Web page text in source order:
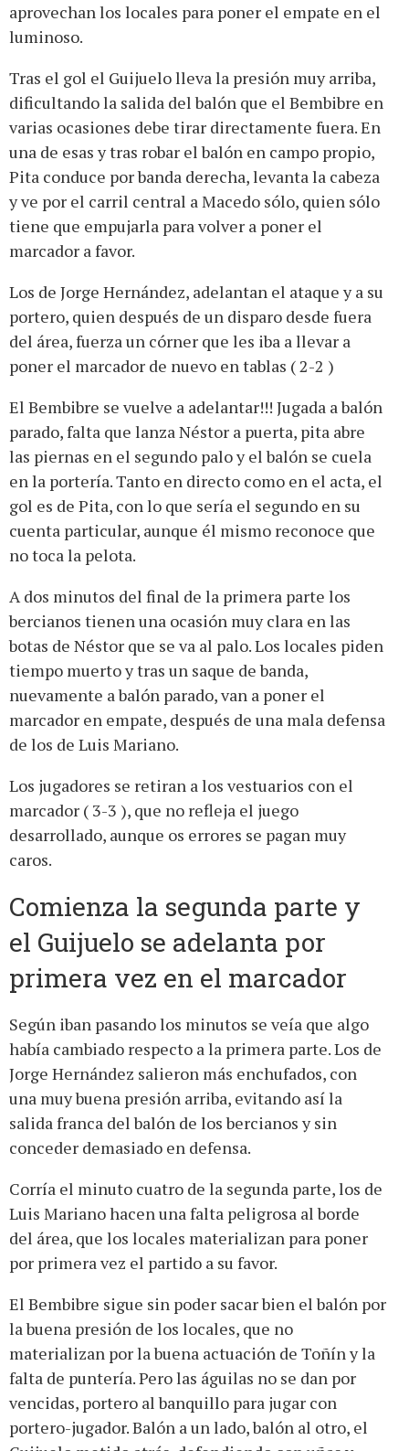
aprovechan los locales para poner el empate en el
luminoso.
Tras el gol el Guijuelo lleva la presión muy arriba,
dificultando la salida del balón que el Bembibre en
varias ocasiones debe tirar directamente fuera. En
una de esas y tras robar el balón en campo propio,
Pita conduce por banda derecha, levanta la cabeza
y ve por el carril central a Macedo sólo, quien sólo
tiene que empujarla para volver a poner el
marcador a favor.
Los de Jorge Hernández, adelantan el ataque y a su
portero, quien después de un disparo desde fuera
del área, fuerza un córner que les iba a llevar a
poner el marcador de nuevo en tablas ( 2-2 )
El Bembibre se vuelve a adelantar!!! Jugada a balón
parado, falta que lanza Néstor a puerta, pita abre
las piernas en el segundo palo y el balón se cuela
en la portería. Tanto en directo como en el acta, el
gol es de Pita, con lo que sería el segundo en su
cuenta particular, aunque él mismo reconoce que
no toca la pelota.
A dos minutos del final de la primera parte los
bercianos tienen una ocasión muy clara en las
botas de Néstor que se va al palo. Los locales piden
tiempo muerto y tras un saque de banda,
nuevamente a balón parado, van a poner el
marcador en empate, después de una mala defensa
de los de Luis Mariano.
Los jugadores se retiran a los vestuarios con el
marcador ( 3-3 ), que no refleja el juego
desarrollado, aunque os errores se pagan muy
caros.
Comienza la segunda parte y
el Guijuelo se adelanta por
primera vez en el marcador
Según iban pasando los minutos se veía que algo
había cambiado respecto a la primera parte. Los de
Jorge Hernández salieron más enchufados, con
una muy buena presión arriba, evitando así la
salida franca del balón de los bercianos y sin
conceder demasiado en defensa.
Corría el minuto cuatro de la segunda parte, los de
Luis Mariano hacen una falta peligrosa al borde
del área, que los locales materializan para poner
por primera vez el partido a su favor.
El Bembibre sigue sin poder sacar bien el balón por
la buena presión de los locales, que no
materializan por la buena actuación de Toñín y la
falta de puntería. Pero las águilas no se dan por
vencidas, portero al banquillo para jugar con
portero-jugador. Balón a un lado, balón al otro, el